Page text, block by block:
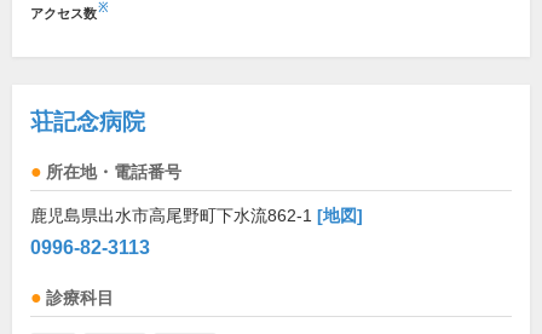
アクセス数※
荘記念病院
所在地・電話番号
鹿児島県出水市高尾野町下水流862-1 [地図]
0996-82-3113
診療科目